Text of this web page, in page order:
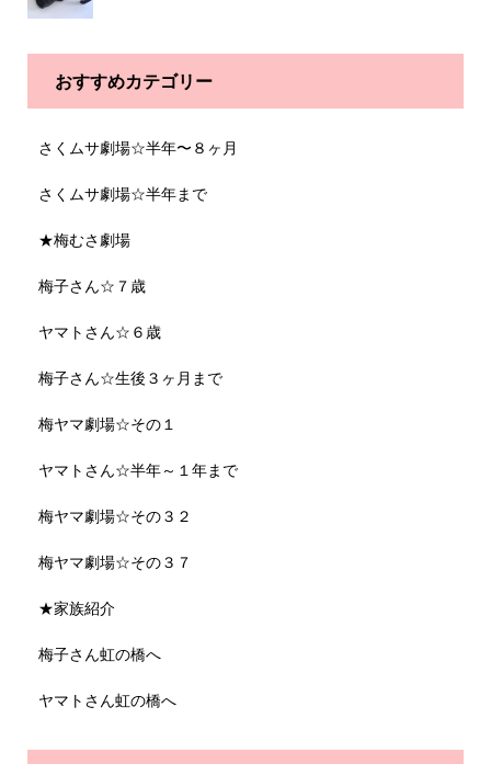
おすすめカテゴリー
さくムサ劇場☆半年〜８ヶ月
さくムサ劇場☆半年まで
★梅むさ劇場
梅子さん☆７歳
ヤマトさん☆６歳
梅子さん☆生後３ヶ月まで
梅ヤマ劇場☆その１
ヤマトさん☆半年～１年まで
梅ヤマ劇場☆その３２
梅ヤマ劇場☆その３７
★家族紹介
梅子さん虹の橋へ
ヤマトさん虹の橋へ